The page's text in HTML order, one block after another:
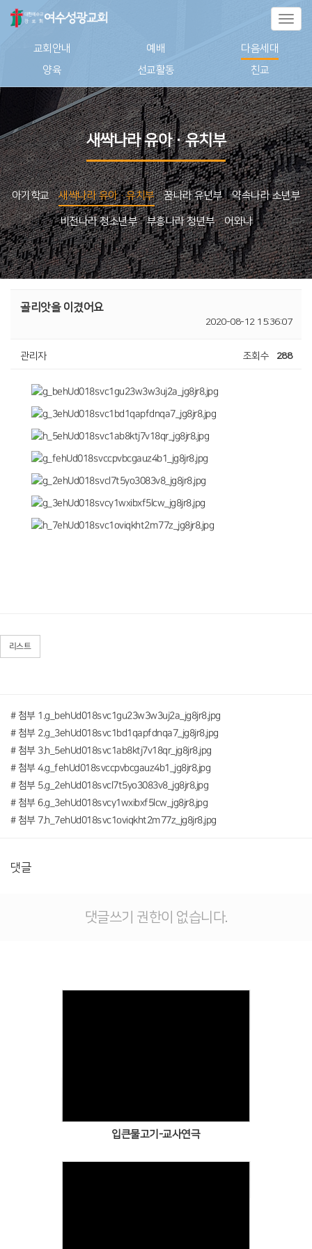
교회안내 예배
다음세대
양육
선교활동 친교
새싹나라 유아·유치부
아기학교 새싹나라 유아·유치부 꿈나라 유년부 약속나라 소년부
비전나라 청소년부 부흥나라 청년부 어와나
골리앗을 이겼어요
2020-08-12 15:36:07
관리자 조회수 288
리스트
# 첨부 1.g_behUd018svc1gu23w3w3uj2a_jg8jr8.jpg
# 첨부 2.g_3ehUd018svc1bd1qapfdnqa7_jg8jr8.jpg
# 첨부 3.h_5ehUd018svc1ab8ktj7v18qr_jg8jr8.jpg
# 첨부 4.g_fehUd018svccpvbcgauz4b1_jg8jr8.jpg
# 첨부 5.g_2ehUd018svcl7t5yo3083v8_jg8jr8.jpg
# 첨부 6.g_3ehUd018svcy1wxibxf5lcw_jg8jr8.jpg
# 첨부 7.h_7ehUd018svc1oviqkht2m77z_jg8jr8.jpg
댓글
댓글쓰기 권한이 없습니다.
입큰물고기-교사연극